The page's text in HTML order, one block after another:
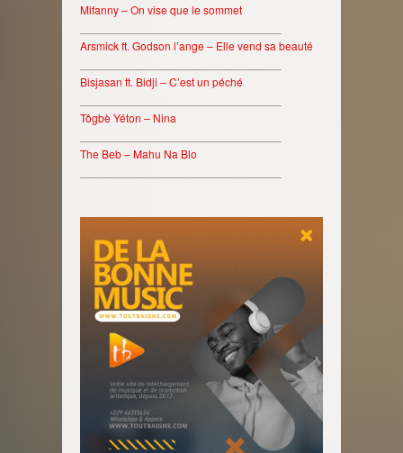
Mifanny – On vise que le sommet
Arsmick ft. Godson l’ange – Elle vend sa beauté
Bisjasan ft. Bidji – C’est un péché
Tôgbè Yéton – Nina
The Beb – Mahu Na Blo